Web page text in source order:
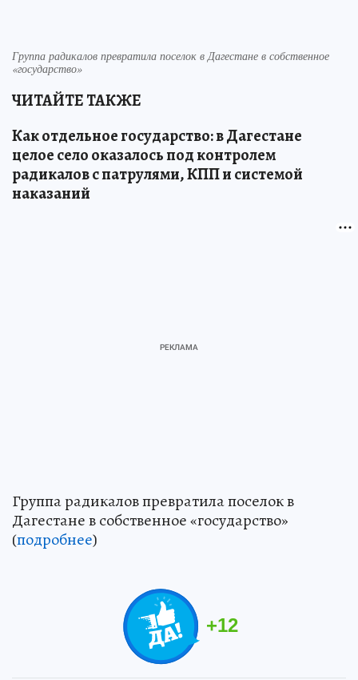
Группа радикалов превратила поселок в Дагестане в собственное
«государство»
ЧИТАЙТЕ ТАКЖЕ
Как отдельное государство: в Дагестане
целое село оказалось под контролем
радикалов с патрулями, КПП и системой
наказаний
Группа радикалов превратила поселок в
Дагестане в собственное «государство»
(подробнее)
+12